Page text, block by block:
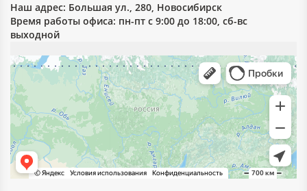
Наш адрес: Большая ул., 280, Новосибирск
Время работы офиса: пн-пт с 9:00 до 18:00, сб-вс
выходной